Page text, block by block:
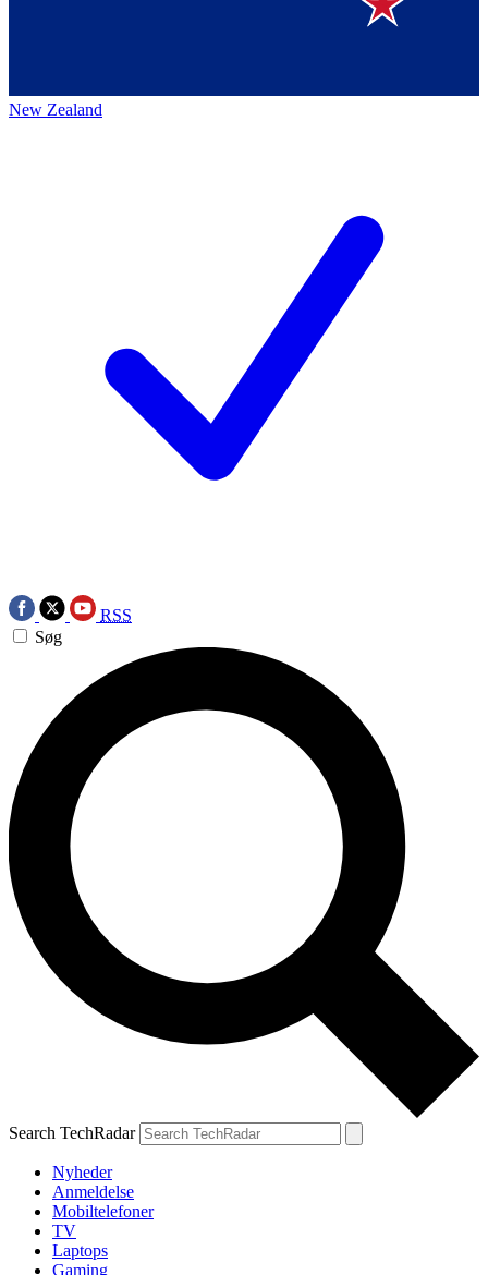
New Zealand
RSS
Søg
Search TechRadar
Nyheder
Anmeldelse
Mobiltelefoner
TV
Laptops
Gaming